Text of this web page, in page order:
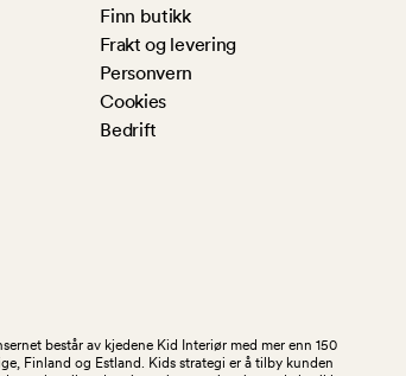
Finn butikk
Frakt og levering
Personvern
Cookies
Bedrift
består av kjedene Kid Interiør med mer enn 150
Finland og Estland. Kids strategi er å tilby kunden